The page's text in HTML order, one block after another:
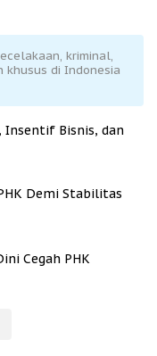
kriminal,
khusus di Indonesia
Insentif Bisnis, dan
Demi Stabilitas
Cegah PHK